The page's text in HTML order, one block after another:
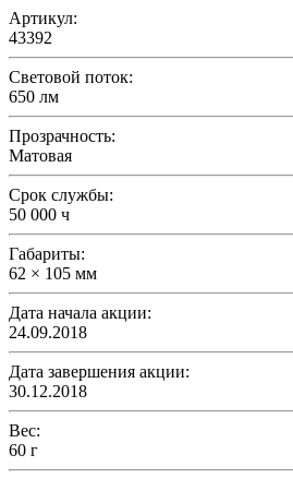
Артикул:
43392
Световой поток:
650 лм
Прозрачность:
Матовая
Срок службы:
50 000 ч
Габариты:
62 × 105 мм
Дата начала акции:
24.09.2018
Дата завершения акции:
30.12.2018
Вес:
60 г